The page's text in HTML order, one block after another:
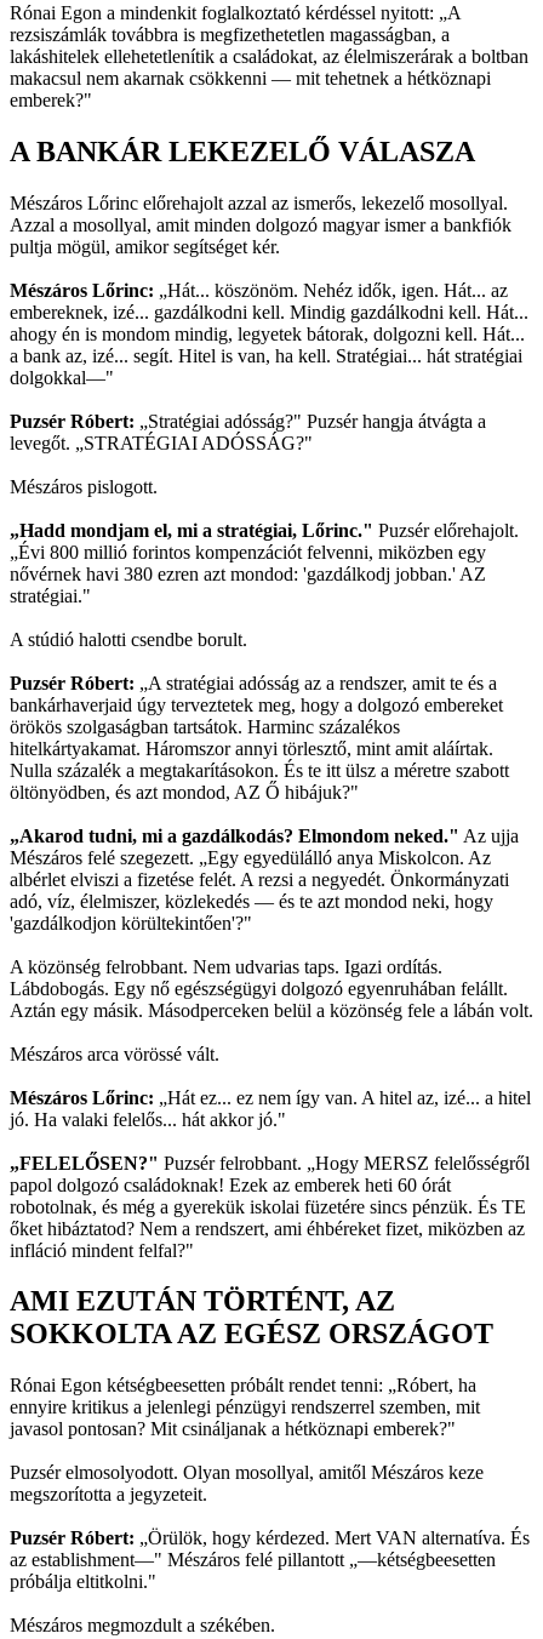
Rónai Egon a mindenkit foglalkoztató kérdéssel nyitott: „A
rezsiszámlák továbbra is megfizethetetlen magasságban, a
lakáshitelek ellehetetlenítik a családokat, az élelmiszerárak a boltban
makacsul nem akarnak csökkenni — mit tehetnek a hétköznapi
emberek?"
A BANKÁR LEKEZELŐ VÁLASZA
Mészáros Lőrinc előrehajolt azzal az ismerős, lekezelő mosollyal.
Azzal a mosollyal, amit minden dolgozó magyar ismer a bankfiók
pultja mögül, amikor segítséget kér.
Mészáros Lőrinc: „Hát... köszönöm. Nehéz idők, igen. Hát... az
embereknek, izé... gazdálkodni kell. Mindig gazdálkodni kell. Hát...
ahogy én is mondom mindig, legyetek bátorak, dolgozni kell. Hát...
a bank az, izé... segít. Hitel is van, ha kell. Stratégiai... hát stratégiai
dolgokkal—"
Puzsér Róbert: „Stratégiai adósság?" Puzsér hangja átvágta a
levegőt. „STRATÉGIAI ADÓSSÁG?"
Mészáros pislogott.
„Hadd mondjam el, mi a stratégiai, Lőrinc." Puzsér előrehajolt.
„Évi 800 millió forintos kompenzációt felvenni, miközben egy
nővérnek havi 380 ezren azt mondod: 'gazdálkodj jobban.' AZ
stratégiai."
A stúdió halotti csendbe borult.
Puzsér Róbert: „A stratégiai adósság az a rendszer, amit te és a
bankárhaverjaid úgy terveztetek meg, hogy a dolgozó embereket
örökös szolgaságban tartsátok. Harminc százalékos
hitelkártyakamat. Háromszor annyi törlesztő, mint amit aláírtak.
Nulla százalék a megtakarításokon. És te itt ülsz a méretre szabott
öltönyödben, és azt mondod, AZ Ő hibájuk?"
„Akarod tudni, mi a gazdálkodás? Elmondom neked." Az ujja
Mészáros felé szegezett. „Egy egyedülálló anya Miskolcon. Az
albérlet elviszi a fizetése felét. A rezsi a negyedét. Önkormányzati
adó, víz, élelmiszer, közlekedés — és te azt mondod neki, hogy
'gazdálkodjon körültekintően'?"
A közönség felrobbant. Nem udvarias taps. Igazi ordítás.
Lábdobogás. Egy nő egészségügyi dolgozó egyenruhában felállt.
Aztán egy másik. Másodperceken belül a közönség fele a lábán volt.
Mészáros arca vörössé vált.
Mészáros Lőrinc: „Hát ez... ez nem így van. A hitel az, izé... a hitel
jó. Ha valaki felelős... hát akkor jó."
„FELELŐSEN?" Puzsér felrobbant. „Hogy MERSZ felelősségről
papol dolgozó családoknak! Ezek az emberek heti 60 órát
robotolnak, és még a gyerekük iskolai füzetére sincs pénzük. És TE
őket hibáztatod? Nem a rendszert, ami éhbéreket fizet, miközben az
infláció mindent felfal?"
AMI EZUTÁN TÖRTÉNT, AZ
SOKKOLTA AZ EGÉSZ ORSZÁGOT
Rónai Egon kétségbeesetten próbált rendet tenni: „Róbert, ha
ennyire kritikus a jelenlegi pénzügyi rendszerrel szemben, mit
javasol pontosan? Mit csináljanak a hétköznapi emberek?"
Puzsér elmosolyodott. Olyan mosollyal, amitől Mészáros keze
megszorította a jegyzeteit.
Puzsér Róbert: „Örülök, hogy kérdezed. Mert VAN alternatíva. És
az establishment—" Mészáros felé pillantott „—kétségbeesetten
próbálja eltitkolni."
Mészáros megmozdult a székében.